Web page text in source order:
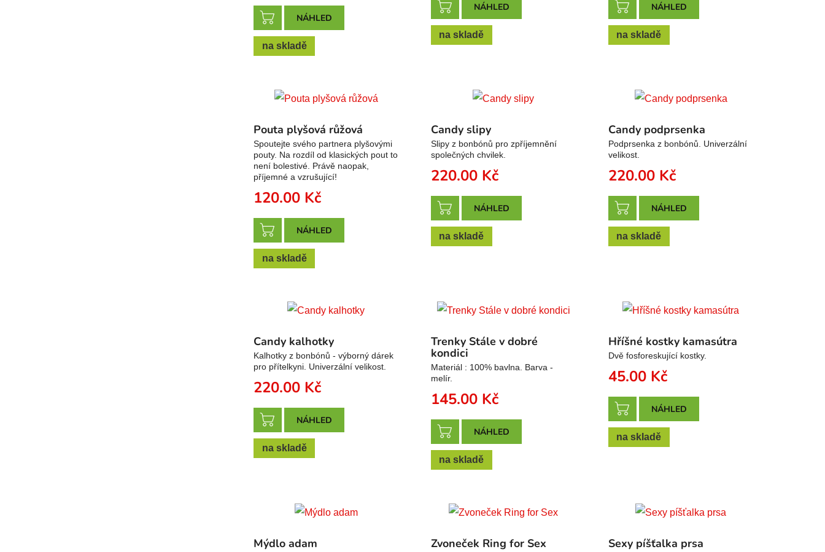
NÁHLED
na skladě
NÁHLED
na skladě
NÁHLED
na skladě
Pouta plyšová růžová
Spoutejte svého partnera plyšovými
pouty. Na rozdíl od klasických pout to
není bolestivé. Právě naopak,
příjemné a vzrušující!
120.00 Kč
NÁHLED
na skladě
Candy slipy
Slipy z bonbónů pro zpříjemnění
společných chvilek.
220.00Kč
NÁHLED
na skladě
Candy podprsenka
Podprsenka z bonbónů. Univerzální
velikost.
220.00Kč
NÁHLED
na skladě
Candy kalhotky
Kalhotky z bonbónů - výborný dárek
pro přítelkyni. Univerzální velikost.
220.00 Kč
NÁHLED
na skladě
Trenky Stále v dobré
kondici
Materiál : 100% bavlna. Barva -
melír.
145.00Kč
NÁHLED
na skladě
Hříšné kostky kamasútra
Dvě fosforeskující kostky.
45.00Kč
NÁHLED
na skladě
Mýdlo adam Zvoneček Ring for Sex Sexy píšťalka prsa